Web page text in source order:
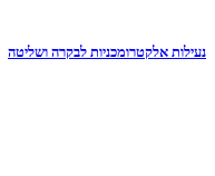
נעילות אלקטרומכניות לבקרה ושליטה